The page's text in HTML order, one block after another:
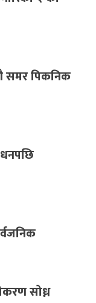
समर पिकनिक
सोध्न